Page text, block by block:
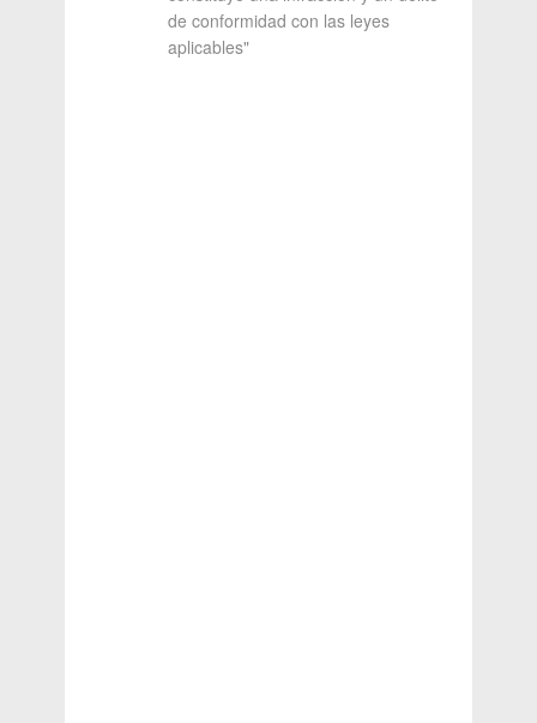
de conformidad con las leyes
aplicables"